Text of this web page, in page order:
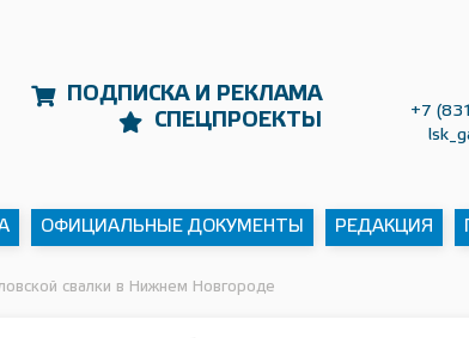
ПОДПИСКА И РЕКЛАМА
СПЕЦПРОЕКТЫ
+7
ОФИЦИАЛЬНЫЕ ДОКУМЕНТЫ РЕДАКЦИЯ
свалки в Нижнем Новгороде